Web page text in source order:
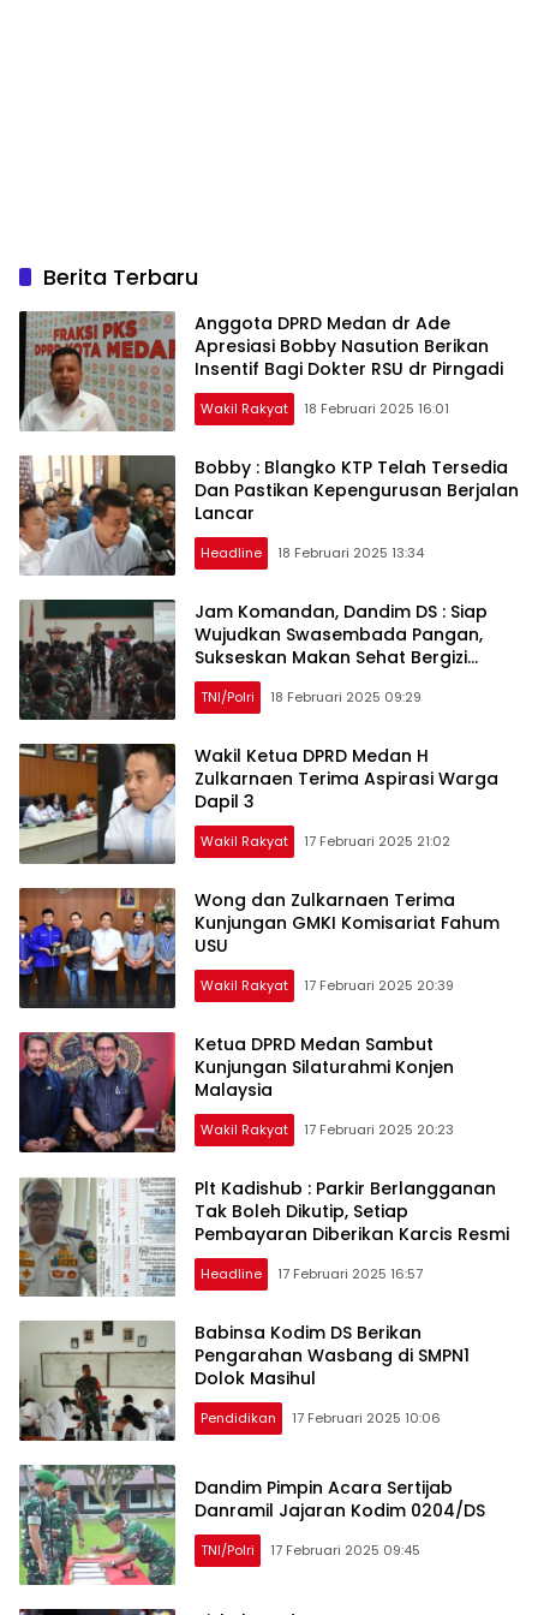
Berita Terbaru
Anggota DPRD Medan dr Ade
Apresiasi Bobby Nasution Berikan
Insentif Bagi Dokter RSU dr Pirngadi
Wakil Rakyat 18 Februari 2025 16:01
Bobby : Blangko KTP Telah Tersedia
Dan Pastikan Kepengurusan Berjalan
Lancar
Headline 18 Februari 2025 13:34
Jam Komandan, Dandim DS : Siap
Wujudkan Swasembada Pangan,
Sukseskan Makan Sehat Bergizi
Gratis dan Bersihkan Narkoba
TNI/Polri 18 Februari 2025 09:29
MenaraPos.id
Wakil Ketua DPRD Medan H
Zulkarnaen Terima Aspirasi Warga
Dapil 3
Wakil Rakyat 17 Februari 2025 21:02
Wong dan Zulkarnaen Terima
Kunjungan GMKI Komisariat Fahum
USU
Wakil Rakyat 17 Februari 2025 20:39
Ketua DPRD Medan Sambut
Kunjungan Silaturahmi Konjen
Malaysia
Wakil Rakyat 17 Februari 2025 20:23
Plt Kadishub : Parkir Berlangganan
Tak Boleh Dikutip, Setiap
Pembayaran Diberikan Karcis Resmi
Headline 17 Februari 2025 16:57
Babinsa Kodim DS Berikan
Pengarahan Wasbang di SMPN1
Dolok Masihul
Pendidikan 17 Februari 2025 10:06
Dandim Pimpin Acara Sertijab
Danramil Jajaran Kodim 0204/DS
TNI/Polri 17 Februari 2025 09:45